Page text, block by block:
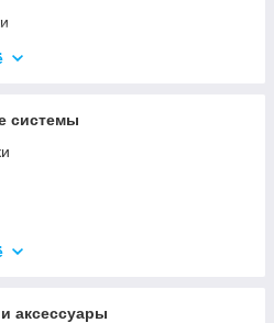
и аксессуары
системы
Bluetooth
аксессуары